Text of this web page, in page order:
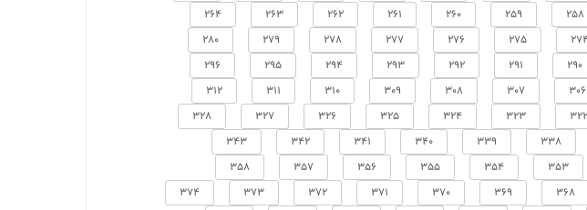
258
259
260
261
262
263
264
275
276
277
278
279
280
290
291
292
293
294
295
296
306
307
308
309
310
311
312
322
323
324
325
326
327
328
338
339
340
341
342
343
353
354
355
356
357
358
368
369
370
371
372
373
374